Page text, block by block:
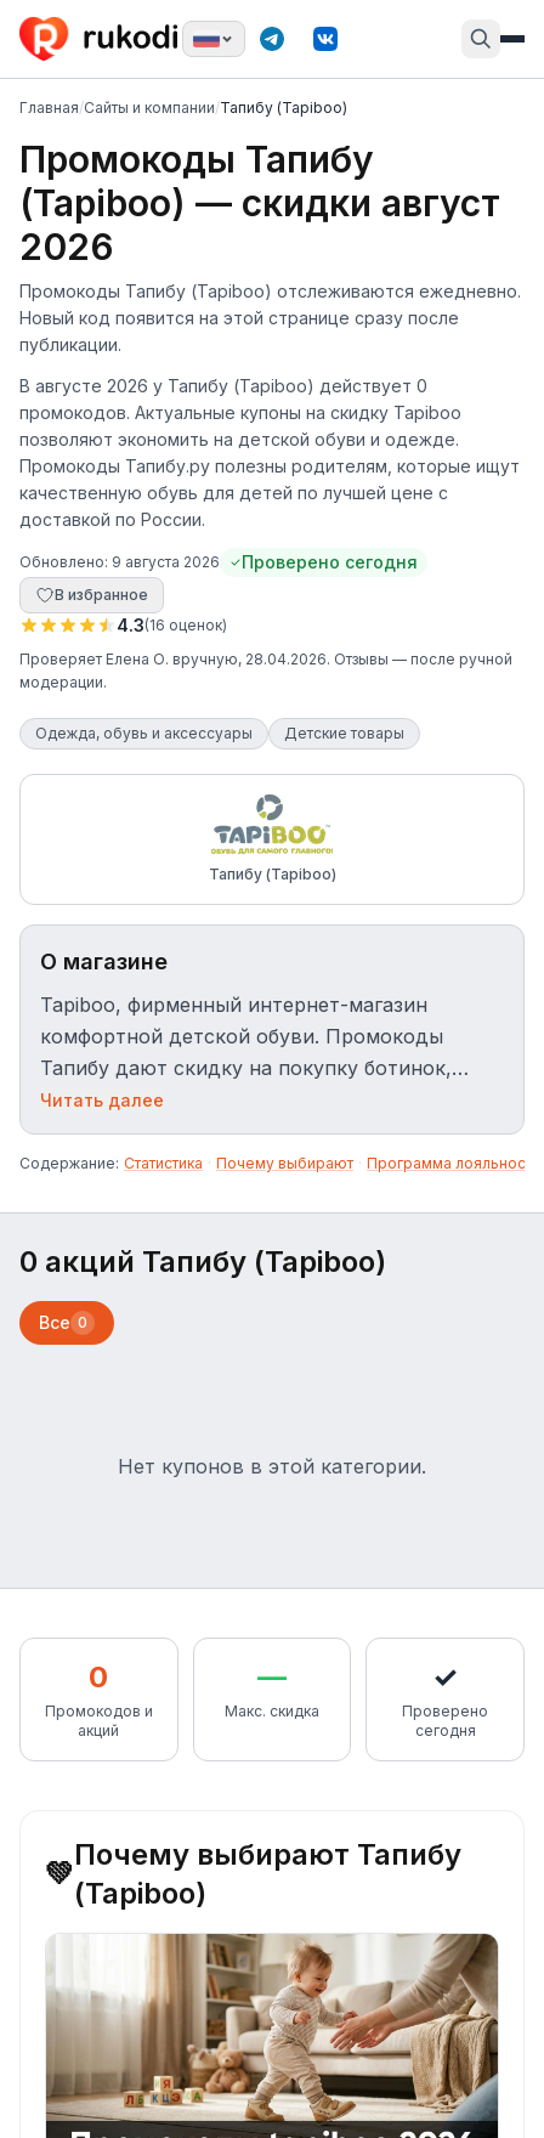
Главная/Сайты и компании/Тапибу (Tapiboo)
Промокоды Тапибу
(Tapiboo) — скидки август
2026
Промокоды Тапибу (Tapiboo) отслеживаются ежедневно.
Новый код появится на этой странице сразу после
публикации.
В августе 2026 у Тапибу (Tapiboo) действует 0
промокодов. Актуальные купоны на скидку Tapiboo
позволяют экономить на детской обуви и одежде.
Промокоды Тапибу.ру полезны родителям, которые ищут
качественную обувь для детей по лучшей цене с
доставкой по России.
Обновлено: 9 августа 2026 Проверено сегодня
В избранное
4.3(16 оценок)
Проверяет Елена О. вручную, 28.04.2026. Отзывы — после ручной
модерации.
Одежда, обувь и аксессуары Детские товары
Тапибу (Tapiboo)
О магазине
Tapiboo, фирменный интернет-магазин
комфортной детской обуви. Промокоды
Тапибу дают скидку на покупку ботинок,
туфель, сандалий и сапог.
Читать далее
Содержание: Статистика · Почему выбирают · Программа лояльности
0 акций Тапибу (Tapiboo)
Все 0
Нет купонов в этой категории.
0
Промокодов и
акций
—
Макс. скидка
✓
Проверено
сегодня
💚
Почему выбирают Тапибу
(Tapiboo)